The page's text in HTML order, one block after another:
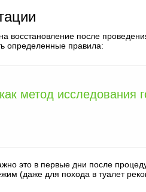
после
определенные правила:
метод исследования
это в первые дни после
(даже для похода в туалет